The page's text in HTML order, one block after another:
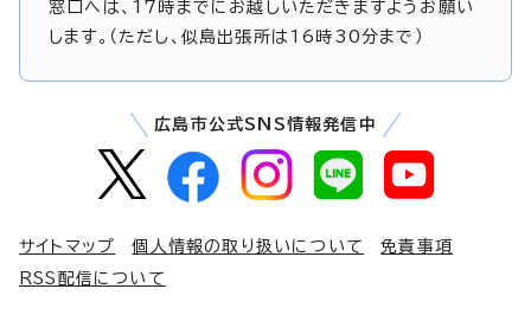
窓口へは、17時までにお越しいただきますようお願い
します。（ただし、似島出張所は16時30分まで）
広島市公式SNS情報発信中
サイトマップ 個人情報の取り扱いについて
免責事項
RSS配信について